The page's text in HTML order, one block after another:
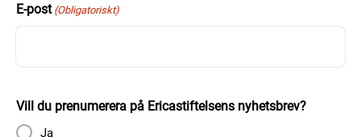
E-post (Obligatoriskt)
Vill du prenumerera på Ericastiftelsens nyhetsbrev?
Ja